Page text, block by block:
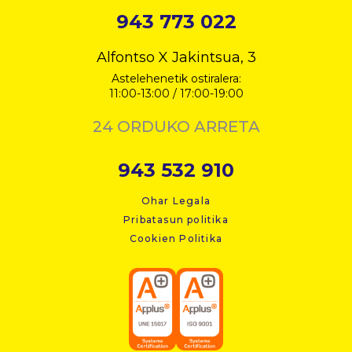
943 773 022
Alfontso X Jakintsua, 3
Astelehenetik ostiralera:
11:00-13:00 / 17:00-19:00
24 ORDUKO ARRETA
943 532 910
Ohar Legala
Pribatasun politika
Cookien Politika